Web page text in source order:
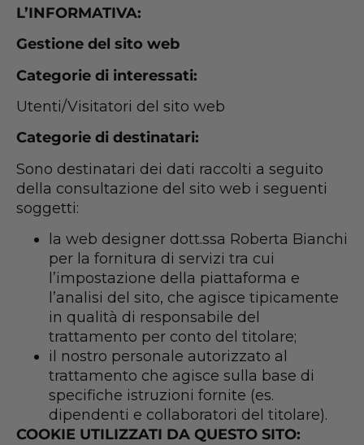
L’INFORMATIVA:
Gestione del sito web
Categorie di interessati:
Utenti/Visitatori del sito web
Categorie di destinatari:
Sono destinatari dei dati raccolti a seguito
della consultazione del sito web i seguenti
soggetti:
la web designer dott.ssa Roberta Bianchi
per la fornitura di servizi tra cui
l’impostazione della piattaforma e
l’analisi del sito, che agisce tipicamente
in qualità di responsabile del
trattamento per conto del titolare;
il nostro personale autorizzato al
trattamento che agisce sulla base di
specifiche istruzioni fornite (es.
dipendenti e collaboratori del titolare).
COOKIE UTILIZZATI DA QUESTO SITO: